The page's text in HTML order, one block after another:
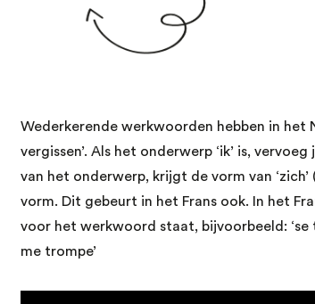
Wederkerende werkwoorden hebben in het
vergissen’. Als het onderwerp ‘ik’ is,
van het onderwerp, krijgt de vorm van
vorm. Dit gebeurt in het Frans ook. In het
voor het werkwoord staat, bijvoorbeeld: ‘se
me trompe’